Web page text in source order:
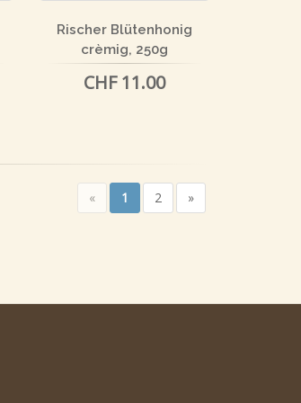
Rischer Blütenhonig
crèmig, 250g
CHF 11.00
« 1 2 »